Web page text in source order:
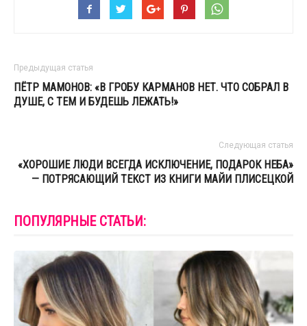
Предыдущая статья
ПЁТР МАМОНОВ: «В ГРОБУ КАРМАНОВ НЕТ. ЧТО СОБРАЛ В
ДУШЕ, С ТЕМ И БУДЕШЬ ЛЕЖАТЬ!»
Следующая статья
«ХОРОШИЕ ЛЮДИ ВСЕГДА ИСКЛЮЧЕНИЕ, ПОДАРОК НЕБА»
— ПОТРЯСАЮЩИЙ ТЕКСТ ИЗ КНИГИ МАЙИ ПЛИСЕЦКОЙ
ПОПУЛЯРНЫЕ СТАТЬИ: